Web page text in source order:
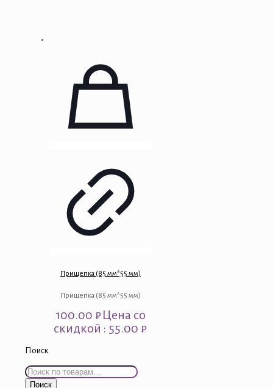
Прищепка (85 мм*55 мм)
Прищепка (85 мм*55 мм)
100.00 ₽Цена со
скидкой : 55.00 ₽
Поиск
Искать:
Поиск